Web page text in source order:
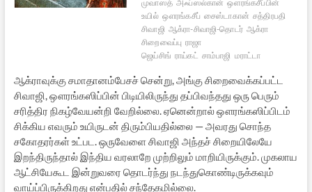
முவாஸத் அஃப்ஸல்கான் ஔரங்கசீப்பின்
உயில் ஔரங்கசீப் சைஸ்டாகான் சத்திரபதி
சிவாஜி ஆக்ரா-சிவாஜி-தொடர் ஆக்ரா
சிறைவைப்பு ராஜா
ஜெய்சிங் ராய்கட் சாம்பாஜி மராட்டா
ஆக்ராவுக்கு சமாதானம்பேசச் சென்று, அங்கு சிறைவைக்கப்பட்ட
சிவாஜி, ஔரங்கஸிப்பின் பிடியிலிருந்து தப்பிவந்தது ஒரு பெரும்
சரித்திர நிகழ்வேயன்றி வேறில்லை. ஏனென்றால் ஔரங்கஸிப்பிடம்
சிக்கிய எவரும் உயிருடன் திரும்பியதில்லை — அவரது சொந்த
சகோதரர்கள் உட்பட. ஒருவேளை சிவாஜி அந்தச் சிறையிலேயே
இறந்திருந்தால் இந்திய வரலாறே முற்றிலும் மாறியிருக்கும். முகலாய
ஆட்சியேகூட இன்றுவரை தொடர்ந்து நடந்துகொண்டிருக்கவும்
வாய்ப்பிருக்கிறது என்பதில் சந்தேகமில்லை.